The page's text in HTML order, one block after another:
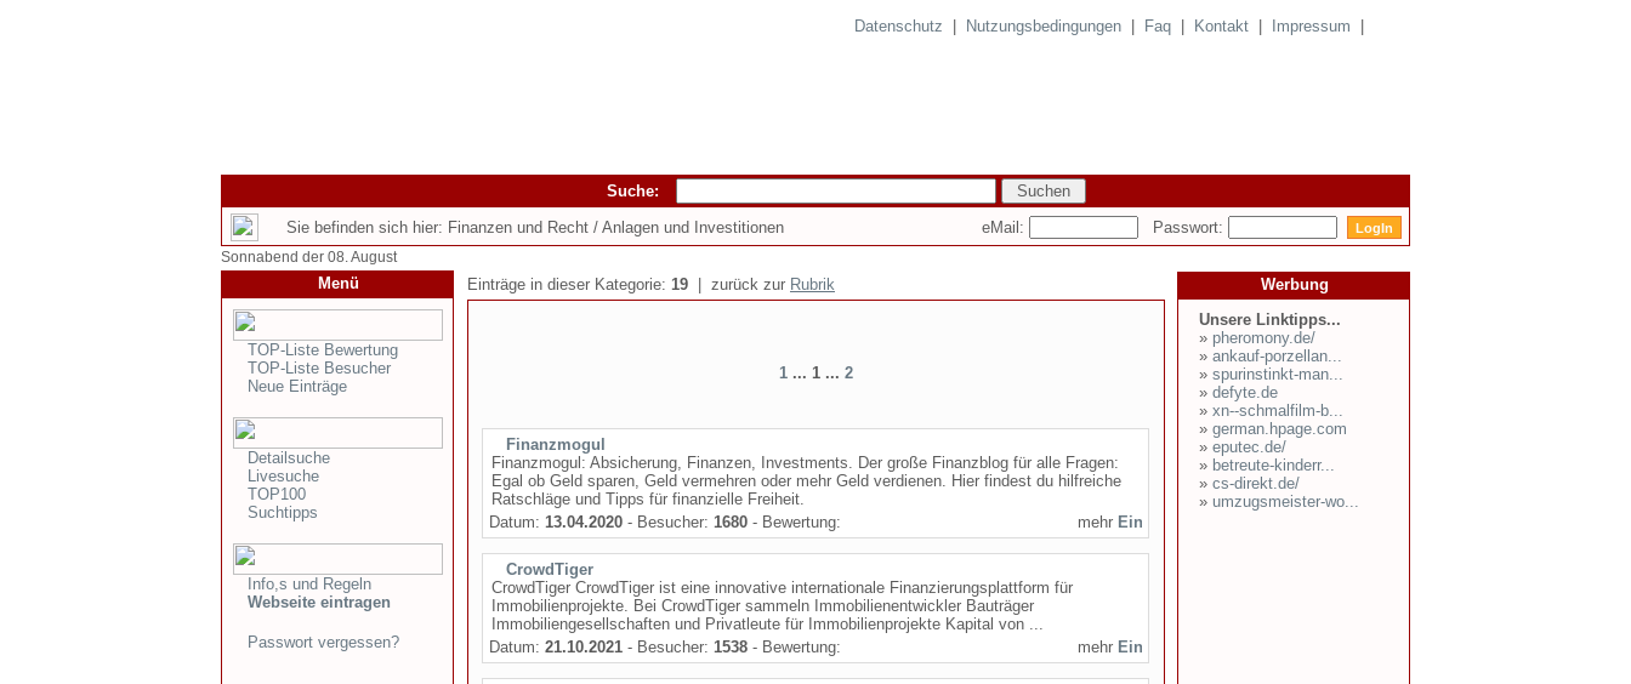
Datenschutz Nutzungsbedingungen Faq Kontakt Impressum
Suche:
Sie befinden sich hier: Finanzen und Recht / Anlagen und Investitionen
eMail: Passwort:
Sonnabend der 08. August
Menü
TOP-Liste Bewertung
TOP-Liste Besucher
Neue Einträge
Detailsuche
Livesuche
TOP100
Suchtipps
Info,s und Regeln
Webseite eintragen
Passwort vergessen?
Einträge in dieser Kategorie: 19 | zurück zur Rubrik
1... 1 ... 2
Finanzmogul
Finanzmogul: Absicherung, Finanzen, Investments. Der große Finanzblog für alle Fragen:
Egal ob Geld sparen, Geld vermehren oder mehr Geld verdienen. Hier findest du hilfreiche
Ratschläge und Tipps für finanzielle Freiheit.
Datum: 13.04.2020 - Besucher: 1680 - Bewertung: mehr
CrowdTiger
CrowdTiger CrowdTiger ist eine innovative internationale Finanzierungsplattform für
Immobilienprojekte. Bei CrowdTiger sammeln Immobilienentwickler Bauträger
Immobiliengesellschaften und Privatleute für Immobilienprojekte Kapital von ...
Datum: 21.10.2021 - Besucher: 1538 - Bewertung: mehr
Werbung
Unsere Linktipps...
» pheromony.de/
» ankauf-porzellan...
» spurinstinkt-man...
» defyte.de
» xn--schmalfilm-b...
» german.hpage.com
» eputec.de/
» betreute-kinderr...
» cs-direkt.de/
» umzugsmeister-wo...